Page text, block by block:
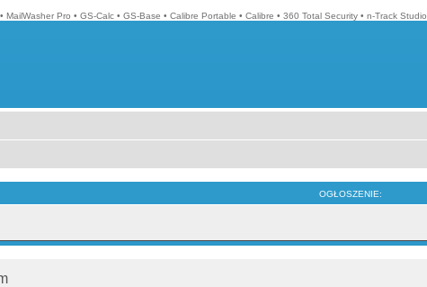
• MailWasher Pro • GS-Calc • GS-Base • Calibre Portable • Calibre • 360 Total Security • n-Track Studio
OGŁOSZENIE: